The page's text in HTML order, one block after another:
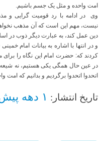
امت واحده و مثل یک جسم باشیم.
وی در ادامه با رد قومیت گرایی و
نیست، مهم این است که آن مذهب
دین عمل کند، به عبارت دیگر ذوب در
و در انتها با اشاره به بیانات امام
کردند که: حضرت امام این نگاه را
در عین حال همگی یکی هستیم، نه شیعه
اتحدوا اتحدوا برگردیم و بدانیم که
تاریخ انتشار: ۱ دهه پیش